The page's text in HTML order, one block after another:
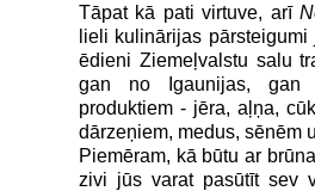
Tāpat kā pati virtuve, arī
lieli kulinārijas
ēdieni Ziemeļvalstu salu
gan no Igaunijas, gan
produktiem - jēra, aļņa,
dārzeņiem, medus, sēnēm
Piemēram, kā būtu ar
zivi jūs varat pasūtīt sev